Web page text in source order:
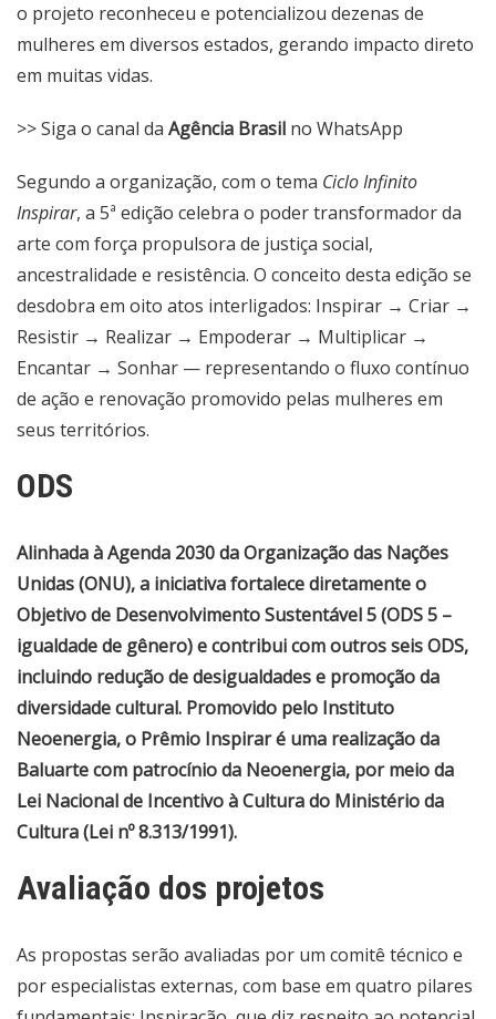
o projeto reconheceu e potencializou dezenas de
mulheres em diversos estados, gerando impacto direto
em muitas vidas.
>> Siga o canal da Agência Brasil no WhatsApp
Segundo a organização, com o tema Ciclo Infinito
Inspirar, a 5ª edição celebra o poder transformador da
arte com força propulsora de justiça social,
ancestralidade e resistência. O conceito desta edição se
desdobra em oito atos interligados: Inspirar → Criar →
Resistir → Realizar → Empoderar → Multiplicar →
Encantar → Sonhar — representando o fluxo contínuo
de ação e renovação promovido pelas mulheres em
seus territórios.
ODS
Alinhada à Agenda 2030 da Organização das Nações
Unidas (ONU), a iniciativa fortalece diretamente o
Objetivo de Desenvolvimento Sustentável 5 (ODS 5 –
igualdade de gênero) e contribui com outros seis ODS,
incluindo redução de desigualdades e promoção da
diversidade cultural. Promovido pelo Instituto
Neoenergia, o Prêmio Inspirar é uma realização da
Baluarte com patrocínio da Neoenergia, por meio da
Lei Nacional de Incentivo à Cultura do Ministério da
Cultura (Lei nº 8.313/1991).
Avaliação dos projetos
As propostas serão avaliadas por um comitê técnico e
por especialistas externas, com base em quatro pilares